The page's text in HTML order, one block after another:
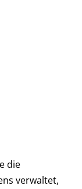
die
verwaltet,